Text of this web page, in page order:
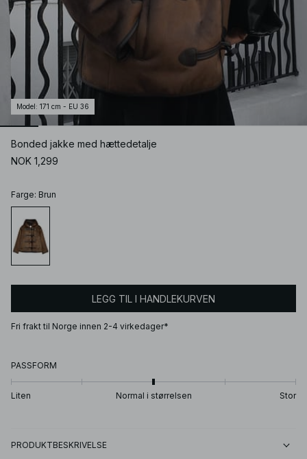
Model : 171 cm - EU 36
Bonded jakke med hættedetalje
NOK 1,299
Farge: Brun
LEGG TIL I HANDLEKURVEN
Fri frakt til Norge innen 2-4 virkedager*
PASSFORM
Liten Normal i størrelsen Stor
PRODUKTBESKRIVELSE